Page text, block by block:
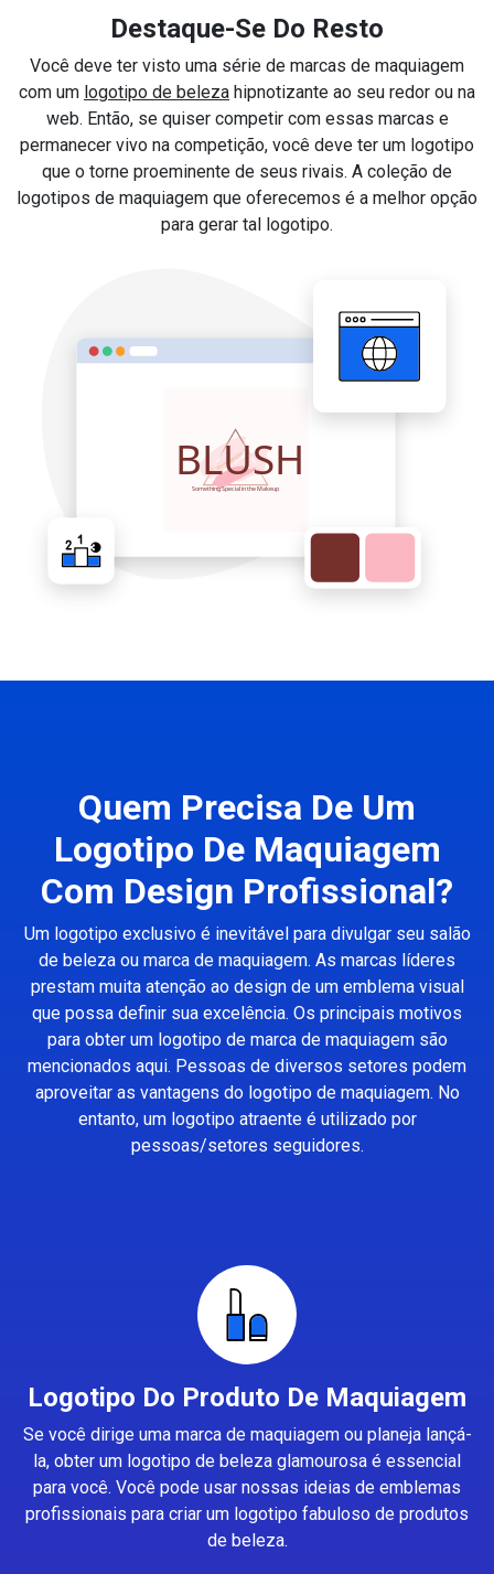
Destaque-Se Do Resto
Você deve ter visto uma série de marcas de maquiagem
com um logotipo de beleza hipnotizante ao seu redor ou na
web. Então, se quiser competir com essas marcas e
permanecer vivo na competição, você deve ter um logotipo
que o torne proeminente de seus rivais. A coleção de
logotipos de maquiagem que oferecemos é a melhor opção
para gerar tal logotipo.
Quem Precisa De Um
Logotipo De Maquiagem
Com Design Profissional?
Um logotipo exclusivo é inevitável para divulgar seu salão
de beleza ou marca de maquiagem. As marcas líderes
prestam muita atenção ao design de um emblema visual
que possa definir sua excelência. Os principais motivos
para obter um logotipo de marca de maquiagem são
mencionados aqui. Pessoas de diversos setores podem
aproveitar as vantagens do logotipo de maquiagem. No
entanto, um logotipo atraente é utilizado por
pessoas/setores seguidores.
Logotipo Do Produto De Maquiagem
Se você dirige uma marca de maquiagem ou planeja lançá-
la, obter um logotipo de beleza glamourosa é essencial
para você. Você pode usar nossas ideias de emblemas
profissionais para criar um logotipo fabuloso de produtos
de beleza.